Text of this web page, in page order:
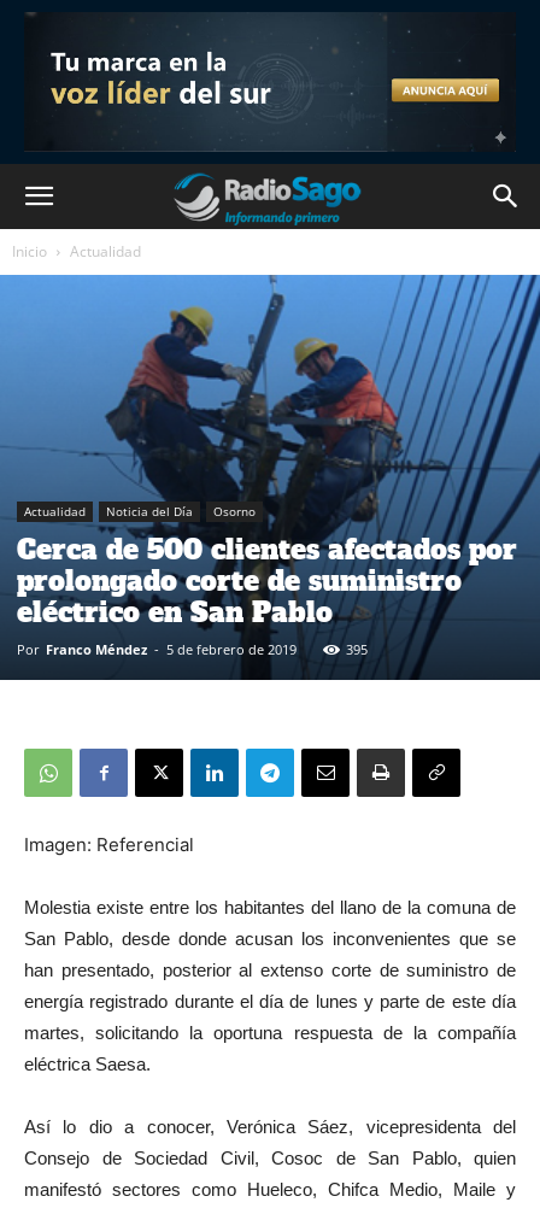
Inicio Actualidad
Actualidad Noticia del Día Osorno
Cerca de 500 clientes afectados por
prolongado corte de suministro
eléctrico en San Pablo
Por Franco Méndez - 5 de febrero de 2019 395
Imagen: Referencial
Molestia existe entre los habitantes del llano de la comuna de
San Pablo, desde donde acusan los inconvenientes que se
han presentado, posterior al extenso corte de suministro de
energía registrado durante el día de lunes y parte de este día
martes, solicitando la oportuna respuesta de la compañía
eléctrica Saesa.
Así lo dio a conocer, Verónica Sáez, vicepresidenta del
Consejo de Sociedad Civil, Cosoc de San Pablo, quien
manifestó sectores como Hueleco, Chifca Medio, Maile y